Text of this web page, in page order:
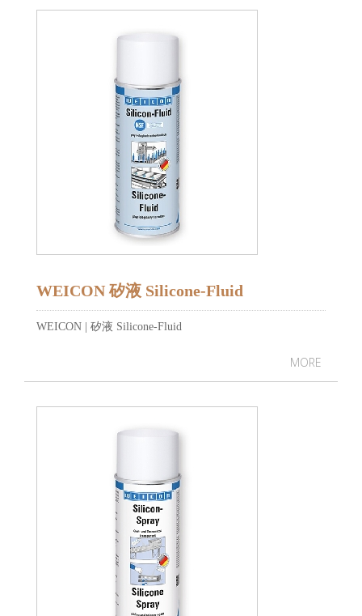
WEICON 矽液 Silicone-Fluid
WEICON | 矽液 Silicone-Fluid
MORE